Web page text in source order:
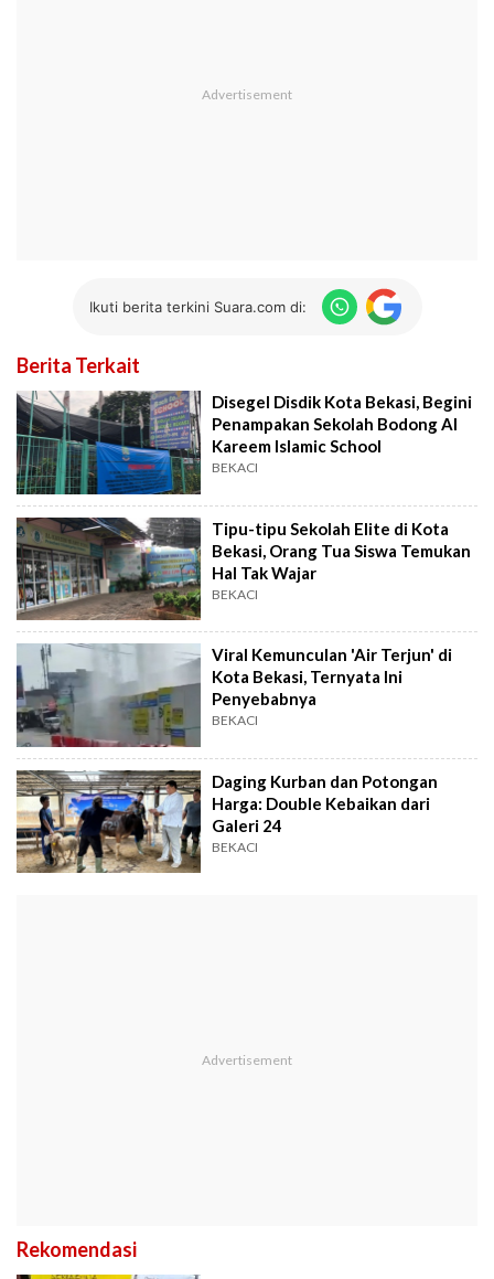
Ikuti berita terkini Suara.com di:
Berita Terkait
Disegel Disdik Kota Bekasi, Begini
Penampakan Sekolah Bodong Al
Kareem Islamic School
BEKACI
Tipu-tipu Sekolah Elite di Kota
Bekasi, Orang Tua Siswa Temukan
Hal Tak Wajar
BEKACI
Viral Kemunculan 'Air Terjun' di
Kota Bekasi, Ternyata Ini
Penyebabnya
BEKACI
Daging Kurban dan Potongan
Harga: Double Kebaikan dari
Galeri 24
BEKACI
Rekomendasi